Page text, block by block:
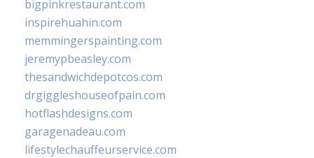
bigpinkrestaurant.com
inspirehuahin.com
memmingerspainting.com
jeremypbeasley.com
thesandwichdepotcos.com
drgiggleshouseofpain.com
hotflashdesigns.com
garagenadeau.com
lifestylechauffeurservice.com